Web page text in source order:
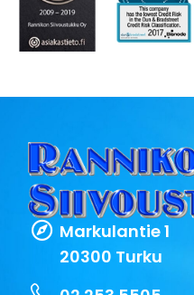
Markulantie 1
20300 Turku